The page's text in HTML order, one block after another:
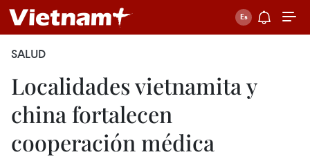
SALUD
Localidades vietnamita y
china fortalecen
cooperación médica